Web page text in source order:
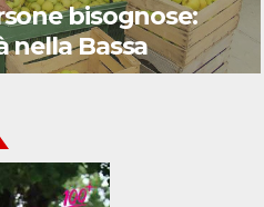
bisognose:
nella Bassa